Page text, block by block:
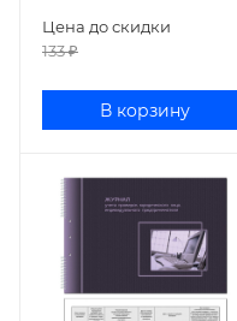
Цена до скидки
133₽
В корзину